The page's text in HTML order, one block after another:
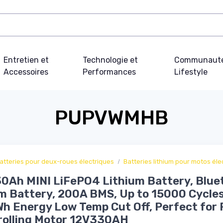
Entretien et
Accessoires
Technologie et
Performances
Lifestyle
PUPVWMHB
pour deux-roues électriques Batteries lithium pour motos
MINI LiFePO4 Lithium Battery,
Battery, 200A BMS, Up to 15000
Energy Low Temp Cut Off, Perfect for
Motor 12V330AH